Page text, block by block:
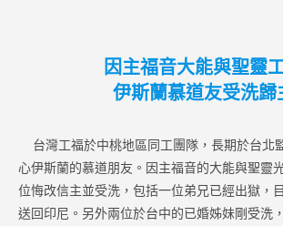
因主福音大能與聖靈
伊斯蘭慕道友受洗歸
台灣工福於中桃地區同工團隊，長期於台北
心伊斯蘭的慕道朋友。因主福音的大能與聖靈
位悔改信主並受洗，包括一位弟兄已經出獄，
送回印尼。另外兩位於台中的已婚姊妹剛受洗